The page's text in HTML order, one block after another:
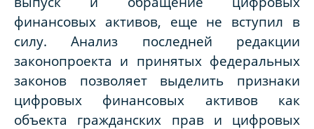
финансовых активов, еще не вступил в
силу. Анализ последней редакции
законопроекта и принятых федеральных
законов позволяет выделить признаки
цифровых финансовых активов как
объекта гражданских прав и цифровых